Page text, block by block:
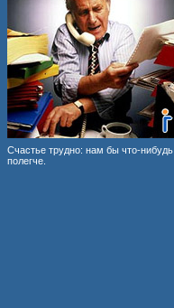
Счастье трудно: нам бы что-нибудь
полегче.